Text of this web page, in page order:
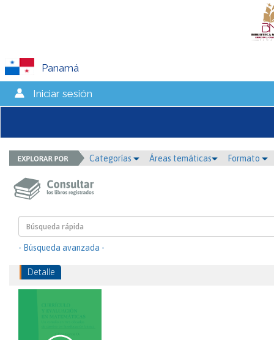
Panamá
Iniciar sesión
Categorías Áreas temáticas Formato
- Búsqueda avanzada -
Detalle